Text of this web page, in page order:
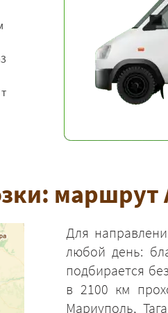
Для
любой день:
подбирается
в 2100 км
Мариуполь,